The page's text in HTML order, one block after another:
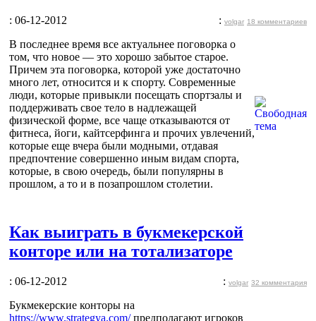
: 06-12-2012 : volgar 18 комментариев
В последнее время все актуальнее поговорка о
том, что новое — это хорошо забытое старое.
Причем эта поговорка, которой уже достаточно
много лет, относится и к спорту. Современные
люди, которые привыкли посещать спортзалы и
поддерживать свое тело в надлежащей
физической форме, все чаще отказываются от
фитнеса, йоги, кайтсерфинга и прочих увлечений,
которые еще вчера были модными, отдавая
предпочтение совершенно иным видам спорта,
которые, в свою очередь, были популярны в
прошлом, а то и в позапрошлом столетии.
Как выиграть в букмекерской
конторе или на тотализаторе
: 06-12-2012 : volgar 32 комментария
Букмекерские конторы на
https://www.strategya.com/предполагают игроков